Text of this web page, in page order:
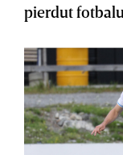
pierdut